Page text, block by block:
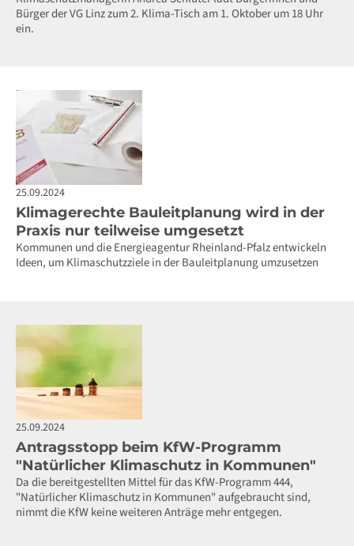
Bürger der VG Linz zum 2. Klima-Tisch am 1. Oktober um 18 Uhr
ein.
25.09.2024
Klimagerechte Bauleitplanung wird in der
Praxis nur teilweise umgesetzt
Kommunen und die Energieagentur Rheinland-Pfalz entwickeln
Ideen, um Klimaschutzziele in der Bauleitplanung umzusetzen
25.09.2024
Antragsstopp beim KfW-Programm
"Natürlicher Klimaschutz in Kommunen"
Da die bereitgestellten Mittel für das KfW-Programm 444,
"Natürlicher Klimaschutz in Kommunen" aufgebraucht sind,
nimmt die KfW keine weiteren Anträge mehr entgegen.